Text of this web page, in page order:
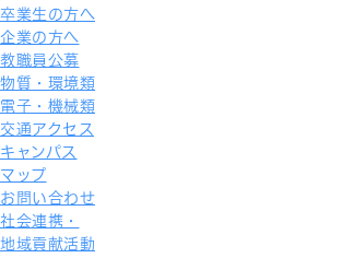
卒業生の方へ
企業の方へ
教職員公募
物質・環境類
電子・機械類
交通アクセス
キャンパス
マップ
お問い合わせ
社会連携・
地域貢献活動